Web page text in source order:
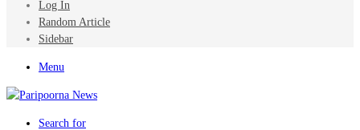
Log In
Random Article
Sidebar
Menu
Search for